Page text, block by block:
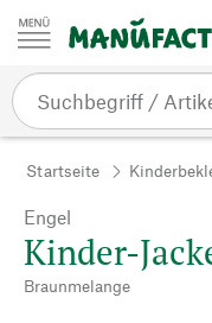
Zum Inhalt springen
Startseite
Engel
Kinder-
Braunmelange